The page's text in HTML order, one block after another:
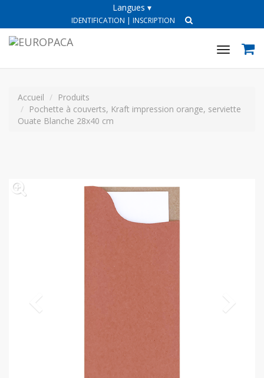
Langues ▾
IDENTIFICATION | INSCRIPTION
Toggle
Accueil
Produits
Pochette à couverts, Kraft impression orange, serviette
Ouate Blanche 28x40 cm